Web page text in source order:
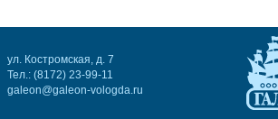
ул. Костромская, д. 7
Тел.: (8172) 23-99-11
galeon@galeon-vologda.ru